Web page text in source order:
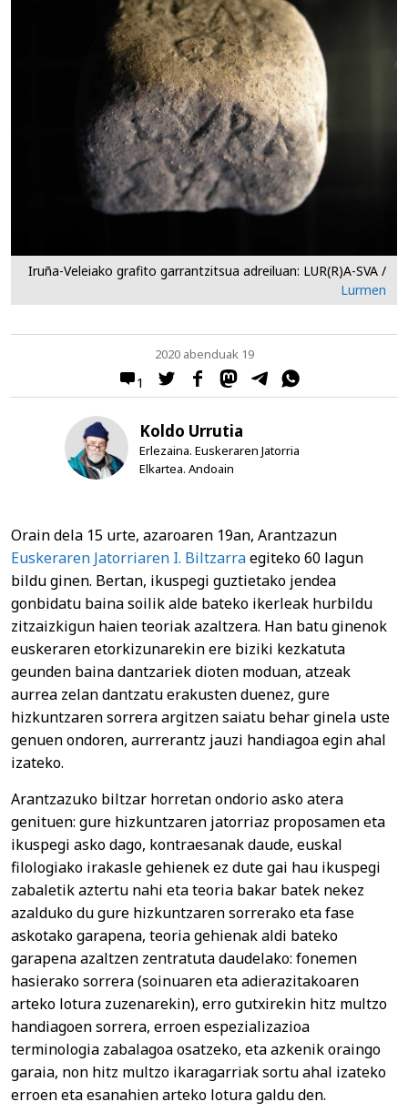
Iruña-Veleiako grafito garrantzitsua adreiluan: LUR(R)A-SVA /
Lurmen
1
2020 abenduak 19
Koldo Urrutia
Erlezaina. Euskeraren Jatorria
Elkartea. Andoain
Orain dela 15 urte, azaroaren 19an, Arantzazun
Euskeraren Jatorriaren I. Biltzarraegiteko 60 lagun
bildu ginen. Bertan, ikuspegi guztietako jendea
gonbidatu baina soilik alde bateko ikerleak hurbildu
zitzaizkigun haien teoriak azaltzera. Han batu ginenok
euskeraren etorkizunarekin ere biziki kezkatuta
geunden baina dantzariek dioten moduan, atzeak
aurrea zelan dantzatu erakusten duenez, gure
hizkuntzaren sorrera argitzen saiatu behar ginela uste
genuen ondoren, aurrerantz jauzi handiagoa egin ahal
izateko.
Arantzazuko biltzar horretan ondorio asko atera
genituen: gure hizkuntzaren jatorriaz proposamen eta
ikuspegi asko dago, kontraesanak daude, euskal
filologiako irakasle gehienek ez dute gai hau ikuspegi
zabaletik aztertu nahi eta teoria bakar batek nekez
azalduko du gure hizkuntzaren sorrerako eta fase
askotako garapena, teoria gehienak aldi bateko
garapena azaltzen zentratuta daudelako: fonemen
hasierako sorrera (soinuaren eta adierazitakoaren
arteko lotura zuzenarekin), erro gutxirekin hitz multzo
handiagoen sorrera, erroen espezializazioa
terminologia zabalagoa osatzeko, eta azkenik oraingo
garaia, non hitz multzo ikaragarriak sortu ahal izateko
erroen eta esanahien arteko lotura galdu den.